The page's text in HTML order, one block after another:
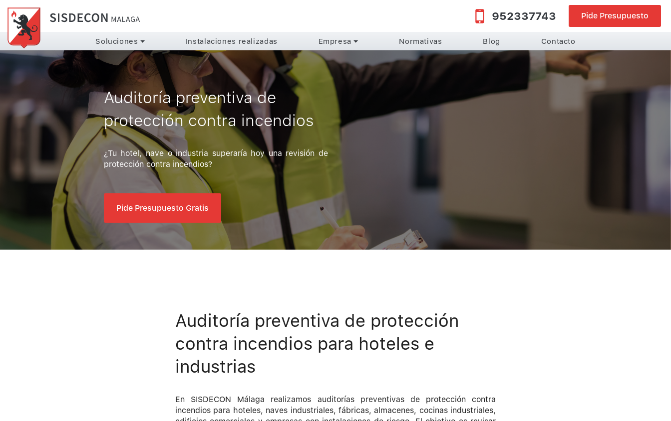
952337743 Pide Presupuesto
Soluciones Instalaciones realizadas Empresa Normativas Blog Contacto
Auditoría preventiva de
protección contra incendios
¿Tu hotel, nave o industria superaría hoy una revisión de
protección contra incendios?
Pide Presupuesto Gratis
Auditoría preventiva de protección
contra incendios para hoteles e
industrias
En SISDECON Málaga realizamos auditorías preventivas de protección contra
incendios para hoteles, naves industriales, fábricas, almacenes, cocinas industriales,